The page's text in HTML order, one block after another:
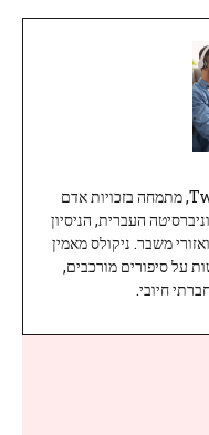
ניקולס, עיתונאי ותיק ומוערך ב-Twoday, מתמחה בזכויות אדם
העברית, הניסיון
משבר. ניקולס מאמין
על סיפורים מורכבים,
חיובי.